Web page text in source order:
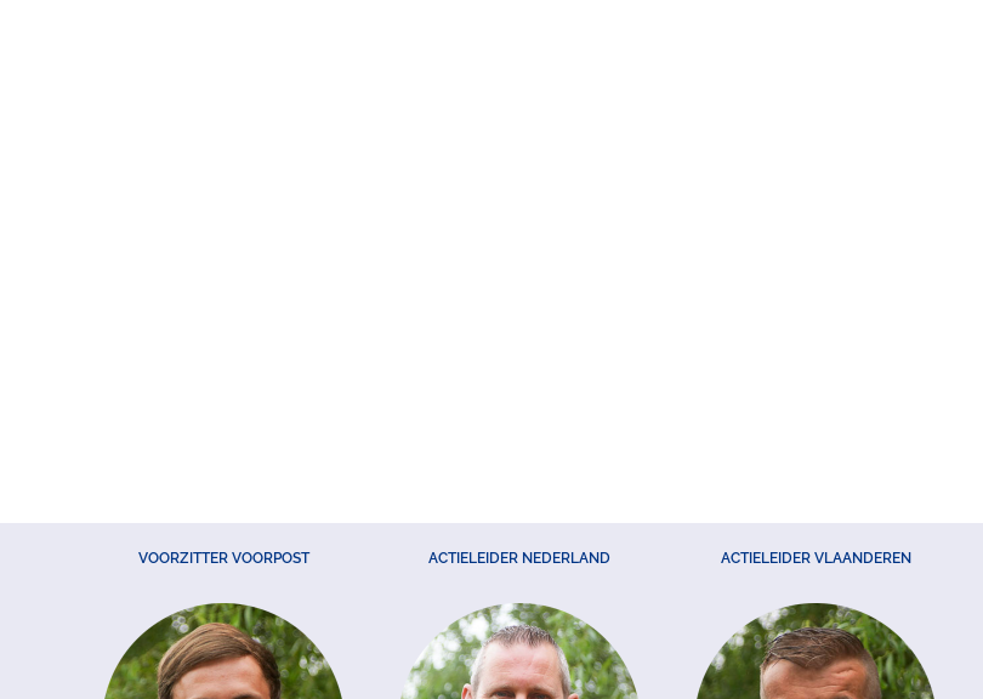
VOORZITTER VOORPOST ACTIELEIDER NEDERLAND ACTIELEIDER VLAANDEREN